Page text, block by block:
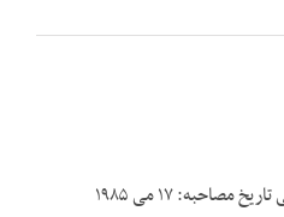
روایت‌کننده: آقای مصطفی لنکرانی تاریخ مصاحبه: ۱۷ می ۱۹۸۵